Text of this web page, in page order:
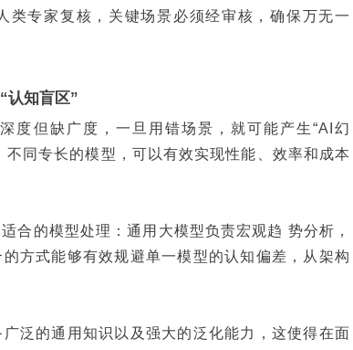
类专家复核，关键场景必须经审核，确保万无一
认知盲区”
度但缺广度，一旦用错场景，就可能产生“AI幻
同专长的模型，可以有效实现性能、效率和成本
合的模型处理：通用大模型负责宏观趋 势分析，
方式能够有效规避单一模型的认知偏差，从架构
泛的通用知识以及强大的泛化能力，这使得在面